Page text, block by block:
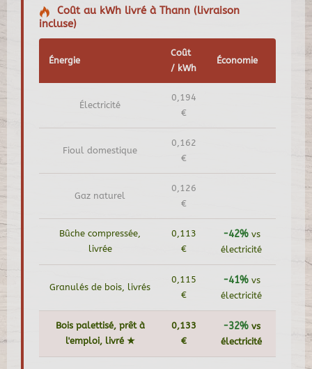
Coût au kWh livré à Thann (livraison
incluse)
Énergie
Coût
/ kWh
Économie
Électricité
0,194
€
Fioul domestique
0,162
€
Gaz naturel
0,126
€
Bûche compressée,
livrée
0,113
€
-42%vs
électricité
Granulés de bois, livrés
0,115
€
-41%vs
électricité
Bois palettisé, prêt à
l'emploi, livré ★
0,133
€
-32%vs
électricité